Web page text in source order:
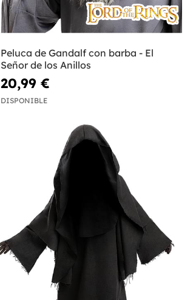
Peluca de Gandalf con barba - El
Señor de los Anillos
20,99 €
DISPONIBLE